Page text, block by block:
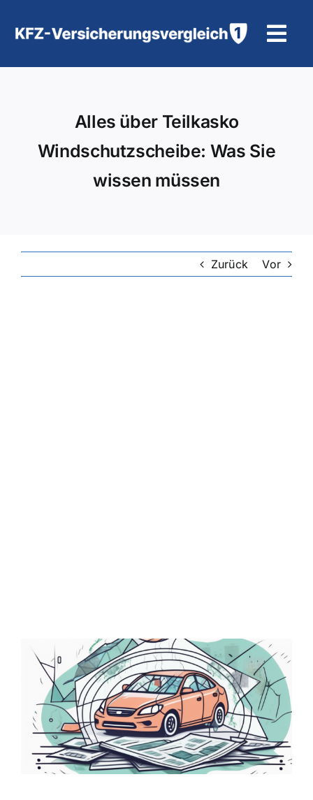
Inhalt
Motorradversicherung
Alles über Teilkasko
Windschutzscheibe: Was Sie
wissen müssen
Zurück Vor
grösseres